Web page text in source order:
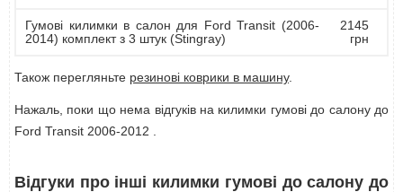
Гумові килимки в салон для Ford Transit (2006-
2014) комплект з 3 штук (Stingray)
2145
грн
Також перегляньте резинові коврики в машину.
Нажаль, поки що нема відгуків на килимки гумові до салону до
Ford Transit 2006-2012 .
Відгуки про інші килимки гумові до салону до